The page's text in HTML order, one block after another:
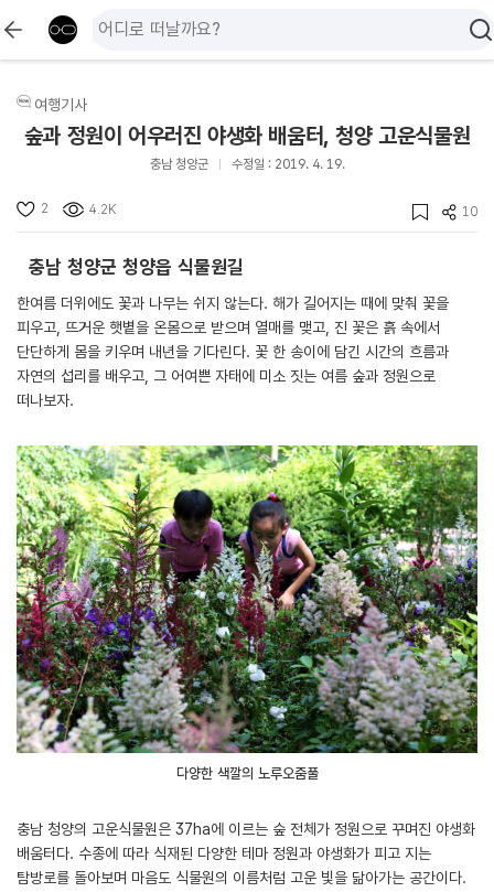
여행기사
숲과 정원이 어우러진 야생화 배움터, 청양 고운식물원
충남 청양군 수정일 : 2019. 4. 19.
2 4.2K 10
충남 청양군 청양읍 식물원길
한여름 더위에도 꽃과 나무는 쉬지 않는다. 해가 길어지는 때에 맞춰 꽃을
피우고, 뜨거운 햇볕을 온몸으로 받으며 열매를 맺고, 진 꽃은 흙 속에서
단단하게 몸을 키우며 내년을 기다린다. 꽃 한 송이에 담긴 시간의 흐름과
자연의 섭리를 배우고, 그 어여쁜 자태에 미소 짓는 여름 숲과 정원으로
떠나보자.
다양한 색깔의 노루오줌풀
충남 청양의 고운식물원은 37ha에 이르는 숲 전체가 정원으로 꾸며진 야생화
배움터다. 수종에 따라 식재된 다양한 테마 정원과 야생화가 피고 지는
탐방로를 돌아보며 마음도 식물원의 이름처럼 고운 빛을 닮아가는 공간이다.